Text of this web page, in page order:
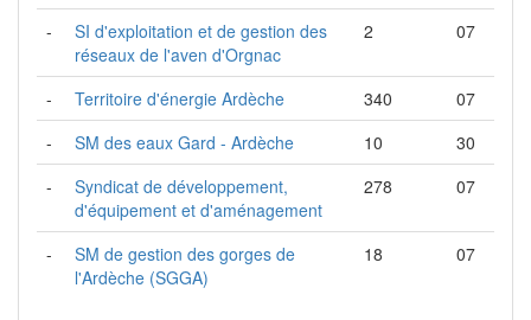
-
SI d'exploitation et de gestion des
réseaux de l'aven d'Orgnac
2 07
- Territoire d'énergie Ardèche 340
07
-
SM des eaux Gard - Ardèche 10
30
-
Syndicat de développement,
d'équipement et d'aménagement
278 07
-
SM de gestion des gorges de
l'Ardèche (SGGA)
18 07